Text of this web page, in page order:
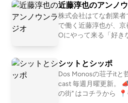
s://open.spotify.com/
恋愛ってマーージで
https://
組公式SNS https://
タもある） 🚗🚥番
s://rooom.listen.style/
問い合わせはコチラ
近藤淳也のアンノ
株式会社はてな創業
で働く近藤淳也が、
Oにやって来る「好き
例」として紐解いてい
淳也】 株式会社OND
はてな取締役、
O法人滋賀一周トレイ
シットとシッポ
Dos Monosの荘子itと
cast 毎週月曜更新。 📣有料 / 無料で入れる "疎
の街" はコチラから ⁠ 📍番組のフォローをお願い